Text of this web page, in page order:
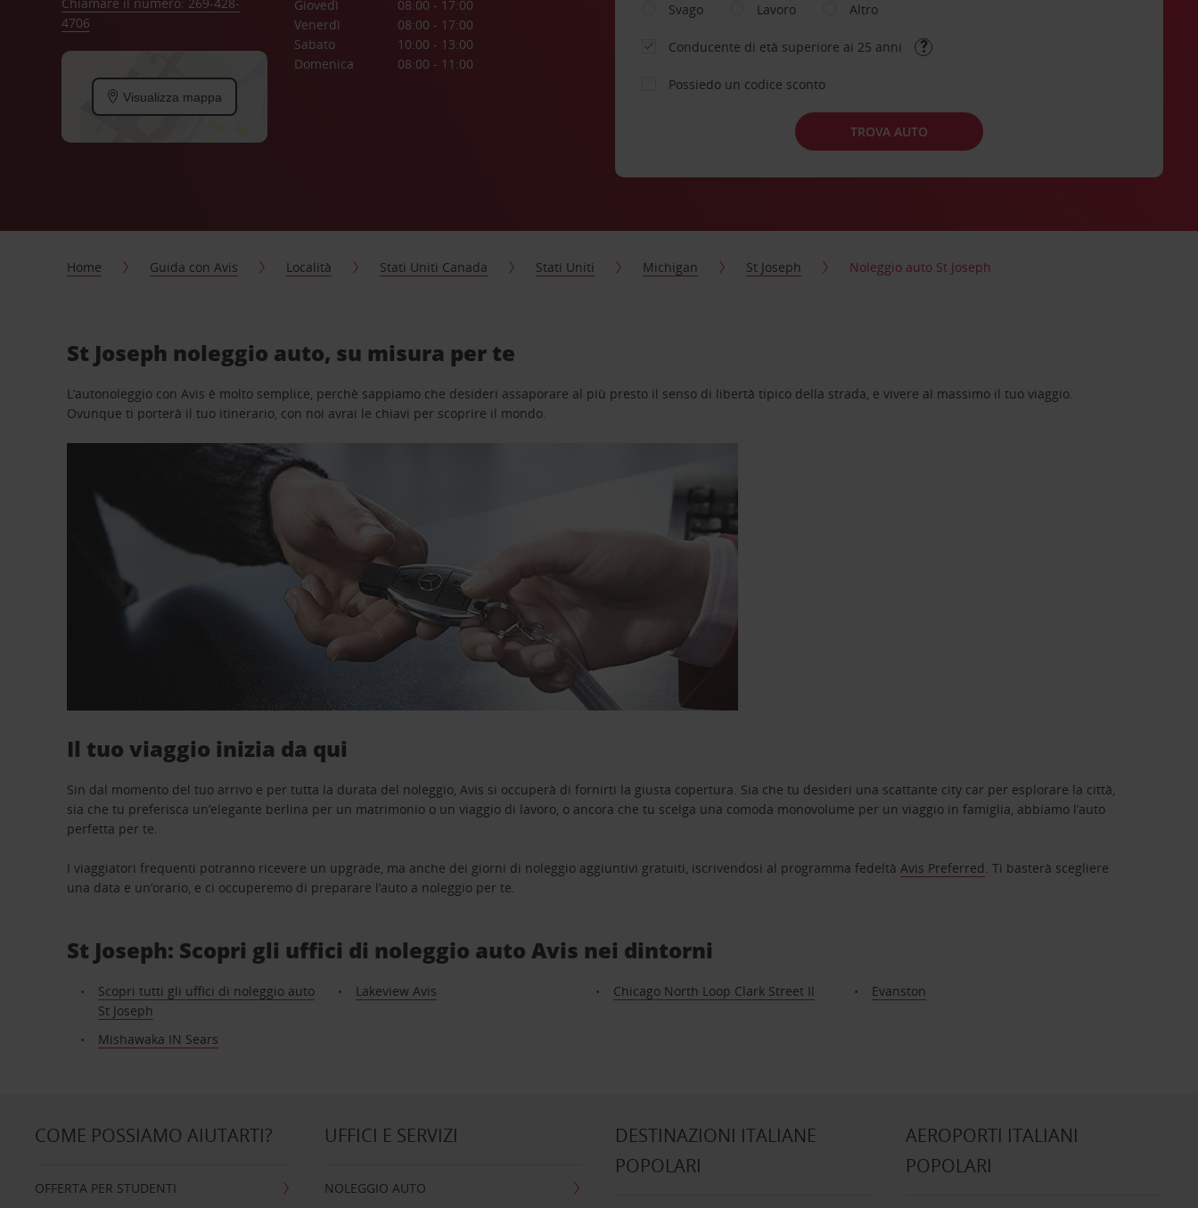
4706
Visualizza mappa
Giovedì
08:00 - 17:00
Venerdì
08:00 - 17:00
Sabato
10:00 - 13:00
Domenica
08:00 - 11:00
Svago
Lavoro Altro
Conducente di età superiore ai 25 anni
Possiedo un codice sconto
TROVA AUTO
Home Guida con Avis Località Stati Uniti Canada Stati Uniti Michigan St Joseph Noleggio auto St Joseph
St Joseph noleggio auto, su misura per te
L’autonoleggio con Avis è molto semplice, perchè sappiamo che desideri assaporare al più presto il senso di libertà tipico della strada, e vivere al massimo il tuo viaggio.
Ovunque ti porterà il tuo itinerario, con noi avrai le chiavi per scoprire il mondo.
Il tuo viaggio inizia da qui
Sin dal momento del tuo arrivo e per tutta la durata del noleggio, Avis si occuperà di fornirti la giusta copertura. Sia che tu desideri una scattante city car per esplorare la città,
sia che tu preferisca un’elegante berlina per un matrimonio o un viaggio di lavoro, o ancora che tu scelga una comoda monovolume per un viaggio in famiglia, abbiamo l’auto
perfetta per te.
I viaggiatori frequenti potranno ricevere un upgrade, ma anche dei giorni di noleggio aggiuntivi gratuiti, iscrivendosi al programma fedeltàAvis Preferred. Ti basterà scegliere
una data e un’orario, e ci occuperemo di preparare l’auto a noleggio per te.
St Joseph: Scopri gli uffici di noleggio auto Avis nei dintorni
Scopri tutti gli uffici di noleggio auto
St Joseph
Lakeview Avis Chicago North Loop Clark Street Il Evanston
Mishawaka IN Sears
COME POSSIAMO AIUTARTI?
OFFERTA PER STUDENTI
UFFICI E SERVIZI
NOLEGGIO AUTO
DESTINAZIONI ITALIANE
POPOLARI
AEROPORTI ITALIANI
POPOLARI